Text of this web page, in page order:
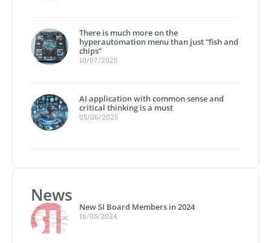
There is much more on the
hyperautomation menu than just “fish and
chips”
10/07/2025
AI application with common sense and
critical thinking is a must
05/06/2025
News
New SI Board Members in 2024
16/05/2024